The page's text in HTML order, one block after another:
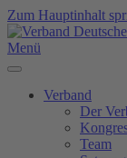
Zum Hauptinhalt
Menü
Verband
Der
Team